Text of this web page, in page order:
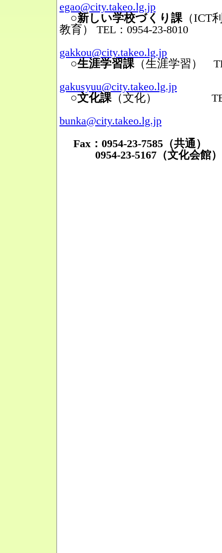
egao@city.takeo.lg.jp
○新しい学校づくり課（ICT
教育）
TEL：0954-23-8010
gakkou@city.takeo.lg.jp
○生涯学習課（生涯学習）
gakusyuu@city.takeo.lg.jp
○文化課（文化）
TEL：
bunka@city.takeo.lg.jp
Fax：0954-23-7585（共通）
0954-23-5167（文化会館）